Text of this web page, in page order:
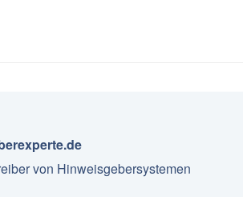
von Hinweisgebersystemen